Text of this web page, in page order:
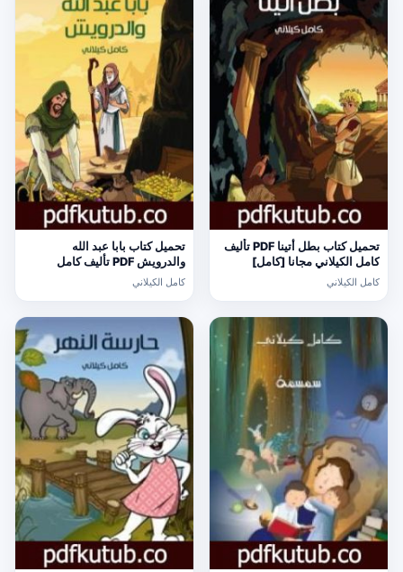
تحميل كتاب بطل أتينا PDF تأليف
كامل الكيلاني مجانا [كامل]
كامل الكيلاني
تحميل كتاب بابا عبد الله
والدرويش PDF تأليف كامل
الكيلاني مجانا [كامل]
كامل الكيلاني